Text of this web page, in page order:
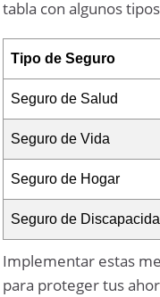
tabla con algunos
Tipo de Seguro
Seguro de Salud
Seguro de Vida
Seguro de Hogar
Seguro de
Implementar estas
para proteger tus